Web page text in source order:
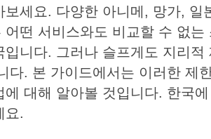
보세요. 다양한 아니메, 망가, 일
어떤 서비스와도 비교할 수 없
니다. 그러나 슬프게도 지리적
다. 본 가이드에서는 이러한 제
대해 알아볼 것입니다. 한국
요.